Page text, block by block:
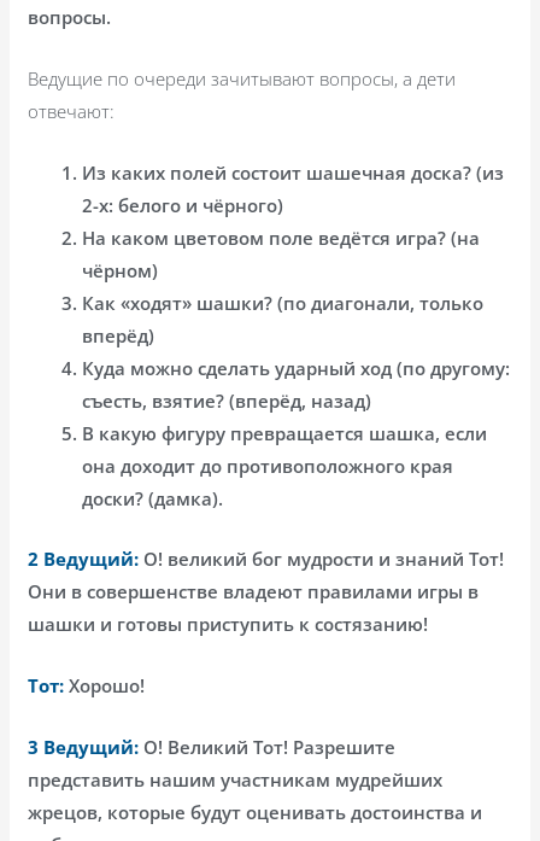
вопросы.
Ведущие по очереди зачитывают вопросы, а дети
отвечают:
Из каких полей состоит шашечная доска? (из
2-х: белого и чёрного)
На каком цветовом поле ведётся игра? (на
чёрном)
Как «ходят» шашки? (по диагонали, только
вперёд)
Куда можно сделать ударный ход (по другому:
съесть, взятие? (вперёд, назад)
В какую фигуру превращается шашка, если
она доходит до противоположного края
доски? (дамка).
2 Ведущий: О! великий бог мудрости и знаний Тот!
Они в совершенстве владеют правилами игры в
шашки и готовы приступить к состязанию!
Тот: Хорошо!
3 Ведущий: О! Великий Тот! Разрешите
представить нашим участникам мудрейших
жрецов, которые будут оценивать достоинства и